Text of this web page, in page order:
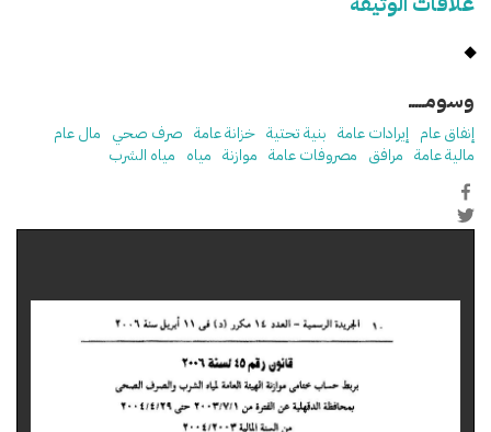
وسومـــــ
إنفاق عام إيرادات عامة بنية تحتية خزانة عامة صرف صحي مال عام
مالية عامة مرافق مصروفات عامة موازنة مياه مياه الشرب